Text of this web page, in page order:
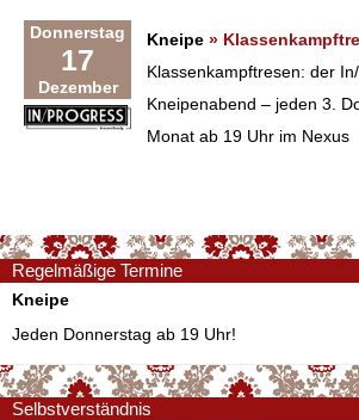
Donnerstag
17
Dezember
Kneipe »
Klassenkampftresen: der
Kneipenabend – jeden 3.
Monat ab 19 Uhr im Nexus
Regelmäßige Termine
Kneipe
Jeden Donnerstag ab 19 Uhr!
Selbstverständnis